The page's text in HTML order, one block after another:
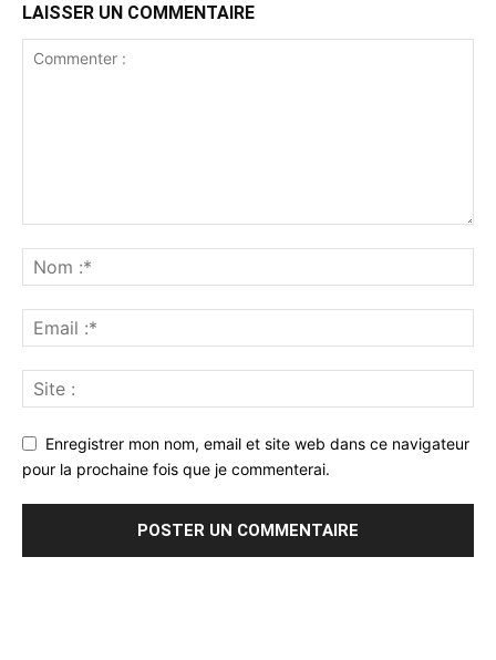
LAISSER UN COMMENTAIRE
Enregistrer mon nom, email et site web dans ce navigateur
pour la prochaine fois que je commenterai.